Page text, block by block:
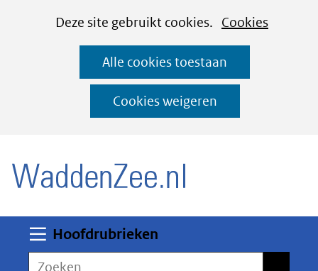
CookiesDeze site gebruikt cookies. Cookies
deze
worden
toegestaan
Alle cookies toestaan
Cookies weigeren
Ga
naar
de
inhoud
Hoofdrubrieken
Zoeken